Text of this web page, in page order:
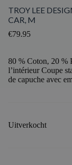
TROY LEE
CAR, M
€79.95
80 % Coton, 20 %
l’intérieur Coupe
de capuche avec
Uitverkocht